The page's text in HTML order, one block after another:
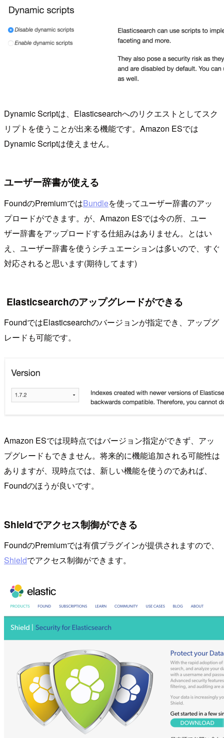
Dynamic Scriptは、Elasticsearchへのリクエストとしてスク
リプトを使うことが出来る機能です。Amazon ESでは
Dynamic Scriptは使えません。
ユーザー辞書が使える
FoundのPremiumではBundleを使ってユーザー辞書のアッ
プロードができます。が、Amazon ESでは今の所、ユー
ザー辞書をアップロードする仕組みはありません。とはい
え、ユーザー辞書を使うシチュエーションは多いので、すぐ
対応されると思います(期待してます)
Elasticsearchのアップグレードができる
FoundではElasticsearchのバージョンが指定でき、アップグ
レードも可能です。
Amazon ESでは現時点ではバージョン指定ができず、アッ
プグレードもできません。将来的に機能追加される可能性は
ありますが、現時点では、新しい機能を使うのであれば、
Foundのほうが良いです。
Shieldでアクセス制御ができる
FoundのPremiumでは有償プラグインが提供されますので、
Shieldでアクセス制御ができます。